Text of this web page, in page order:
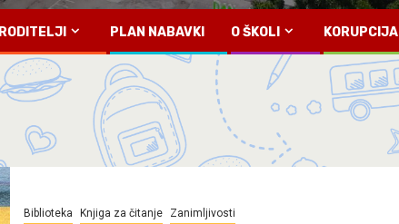
RODITELJI PLAN NABAVKI O ŠKOLI KORUPCIJA
Biblioteka Knjiga za čitanje Zanimljivosti